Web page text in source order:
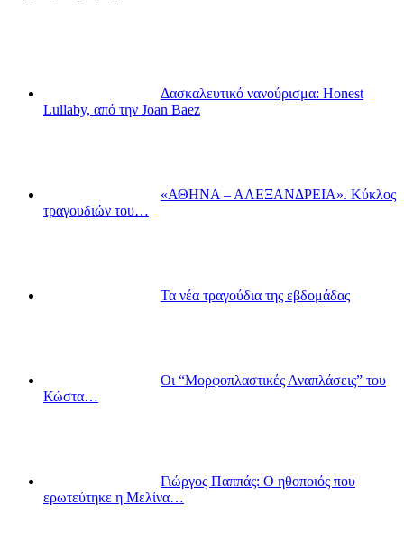
Δασκαλευτικό νανούρισμα: Honest
Lullaby, από την Joan Baez
«ΑΘΗΝΑ – ΑΛΕΞΑΝΔΡΕΙΑ». Κύκλος
τραγουδιών του…
Τα νέα τραγούδια της εβδομάδας
Οι “Μορφοπλαστικές Αναπλάσεις” του
Κώστα…
Γιώργος Παππάς: Ο ηθοποιός που
ερωτεύτηκε η Μελίνα…